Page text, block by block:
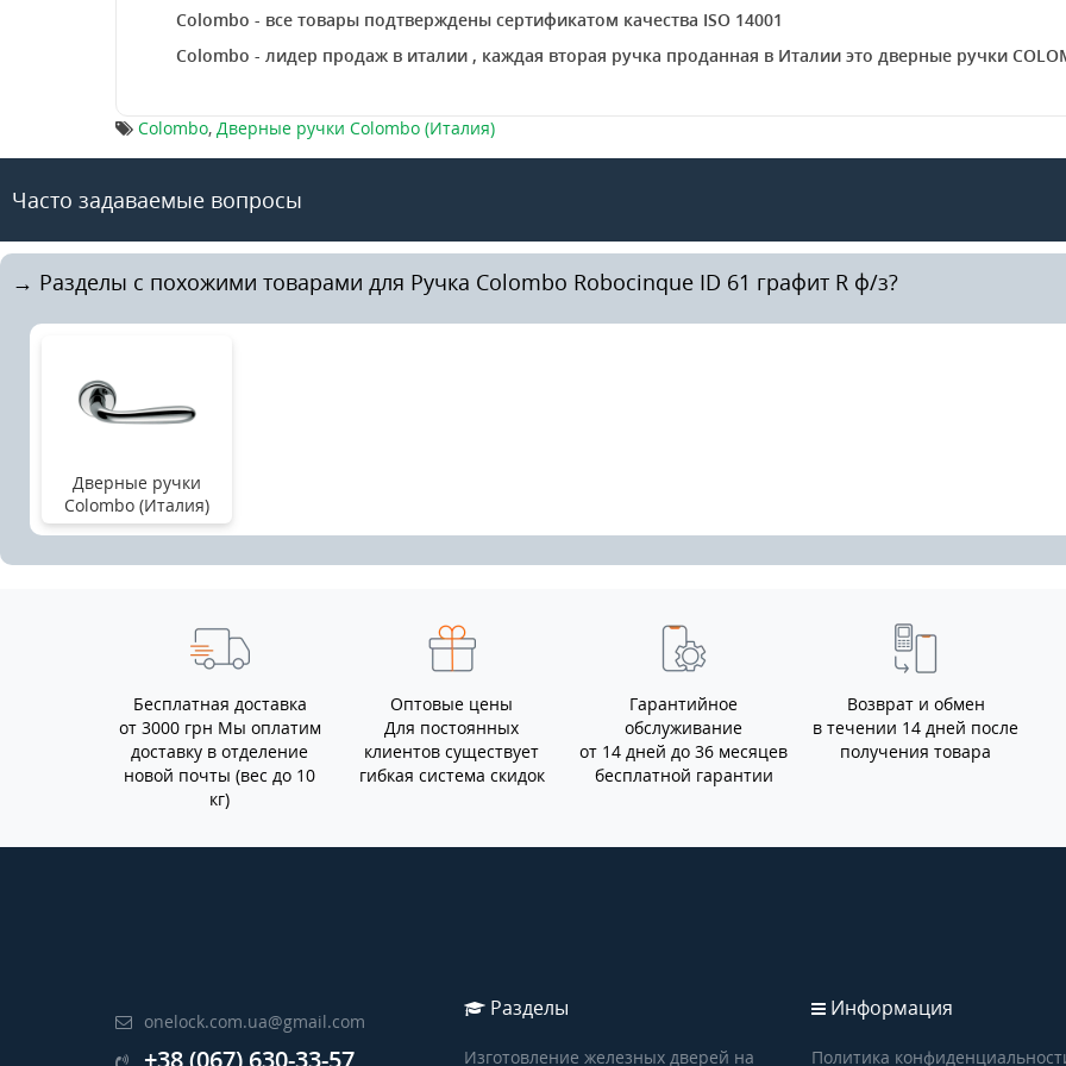
Colombo - все товары подтверждены сертификатом качества ISO 14001
Colombo - лидер продаж в италии , каждая вторая ручка проданная в Италии это дверные ручки
Colombo, Дверные ручки Colombo (Италия)
Часто задаваемые вопросы
→ Разделы с похожими товарами для Ручка Colombo Robocinque ID 61 графит R ф/з?
Дверные ручки
Colombo (Италия)
Бесплатная доставка
от 3000 грн Мы оплатим
доставку в отделение
новой почты (вес до 10
кг)
Оптовые цены
Для постоянных
клиентов существует
гибкая система скидок
Гарантийное
обслуживание
от 14 дней до 36 месяцев
бесплатной гарантии
Возврат и обмен
в течении 14 дней после
получения товара
onelock.com.ua@gmail.com
+38 (067) 630-33-57
Разделы
Изготовление железных дверей на
Информация
Политика